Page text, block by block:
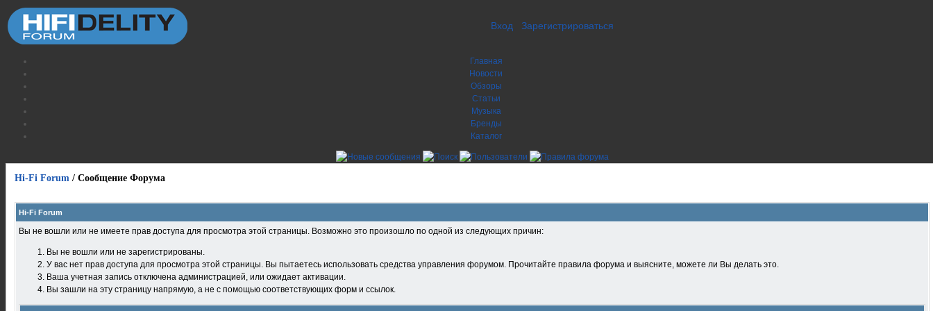
Вход Зарегистрироваться
Главная
Новости
Обзоры
Статьи
Музыка
Бренды
Каталог
Hi-Fi Forum / Сообщение Форума
Hi-Fi Forum
Вы не вошли или не имеете прав доступа для просмотра этой страницы. Возможно это произошло по одной из следующих причин:
Вы не вошли или не зарегистрированы.
У вас нет прав доступа для просмотра этой страницы. Вы пытаетесь использовать средства управления форумом. Прочитайте правила форума и выясните, можете ли Вы делать это.
Ваша учетная запись отключена администрацией, или ожидает активации.
Вы зашли на эту страницу напрямую, а не с помощью соответствующих форм и ссылок.